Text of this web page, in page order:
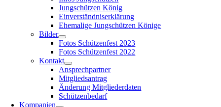
Jungschützen König
Einverständniserklärung
Ehemalige Jungschützen Könige
Bilder
Fotos Schützenfest 2023
Fotos Schützenfest 2022
Kontakt
Ansprechpartner
Mitgliedsantrag
Änderung Mitgliederdaten
Schützenbedarf
Kompanien